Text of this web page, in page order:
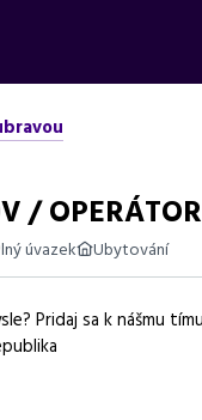
/
úvazek Ubytování
operátor výroby se
Pridaj sa k nášmu